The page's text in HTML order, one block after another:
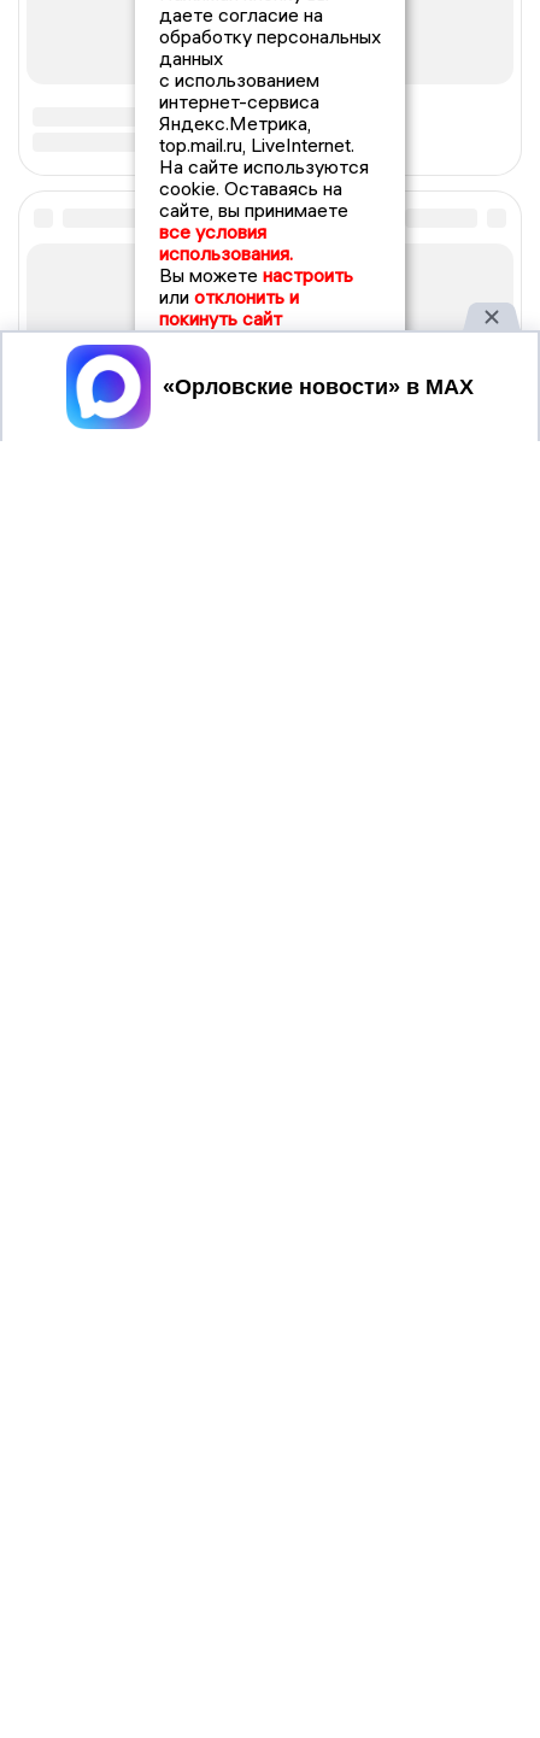
даете согласие на
обработку персональных
данных
с использованием
интернет-сервиса
Яндекс.Метрика,
top.mail.ru, LiveInternet.
На сайте используются
cookie. Оставаясь на
сайте, вы принимаете
все условия
использования.
Вы можете настроить
или отклонить и
покинуть сайт
Принять